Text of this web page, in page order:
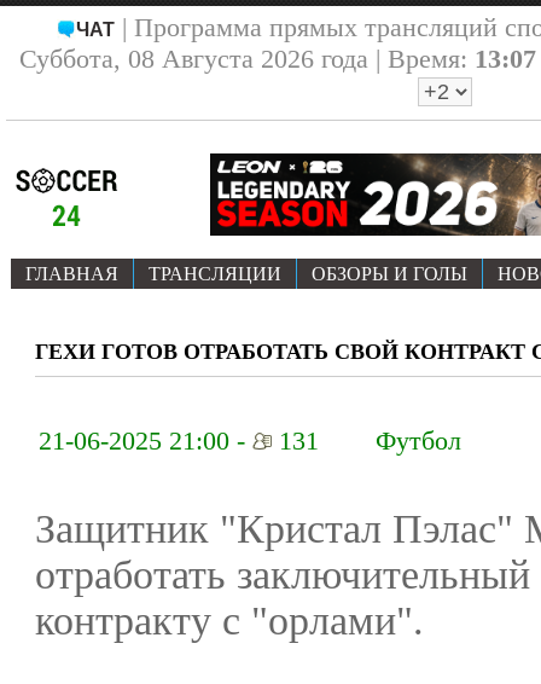
ЧАТ| Программа прямых трансляций
Суббота, 08 Августа 2026 года | Время: 13:07
ГЛАВНАЯ ТРАНСЛЯЦИИ ОБЗОРЫ И ГОЛЫ
ГЕХИ ГОТОВ ОТРАБОТАТЬ СВОЙ КОНТРАКТ
21-06-2025 21:00 - 131 Футбол
Защитник "Кристал Пэлас"
отработать
контракту с "орлами".